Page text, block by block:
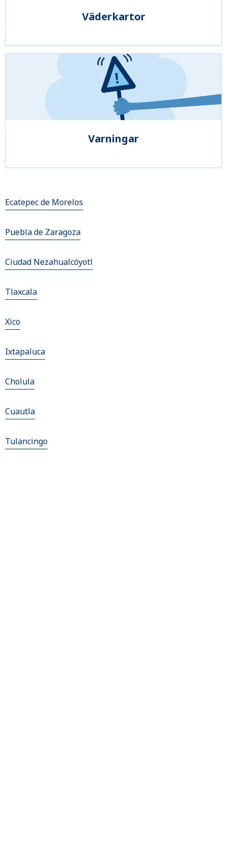
Väderkartor
Varningar
Ecatepec de Morelos
Puebla de Zaragoza
Ciudad Nezahualcóyotl
Tlaxcala
Xico
Ixtapaluca
Cholula
Cuautla
Tulancingo